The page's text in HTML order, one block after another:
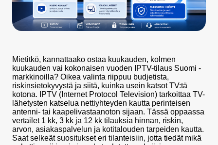
Mietitkö, kannattaako ostaa kuukauden, kolmen
kuukauden vai kokonaisen vuoden IPTV-tilaus Suomi -
markkinoilla? Oikea valinta riippuu budjetista,
riskinsietokyvystä ja siitä, kuinka usein katsot TV:tä
kotona. IPTV (Internet Protocol Television) tarkoittaa TV-
lähetysten katselua nettiyhteyden kautta perinteisen
antenni- tai kaapelivastaanoton sijaan. Tässä oppaassa
vertailet 1 kk, 3 kk ja 12 kk tilauksia hinnan, riskin,
arvon, asiakaspalvelun ja kotitalouden tarpeiden kautta.
Saat selkeät suositukset eri tilanteisiin, jotta tiedät mikä